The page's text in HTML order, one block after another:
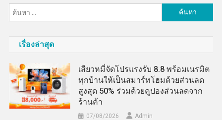
สำหรับ:
เรื่องล่าสุด
เสียวหมี่จัดโปรแรงรับ 8.8 พร้อมเนรมิต
ทุกบ้านให้เป็นสมาร์ทโฮมด้วยส่วนลด
สูงสุด 50% ร่วมด้วยคูปองส่วนลดจาก
ร้านค้า
07/08/2026 Admin